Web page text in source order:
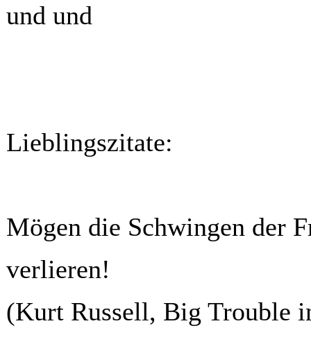
und und
Lieblingszitate:
Mögen die Schwingen der
verlieren!
(Kurt Russell, Big Trouble